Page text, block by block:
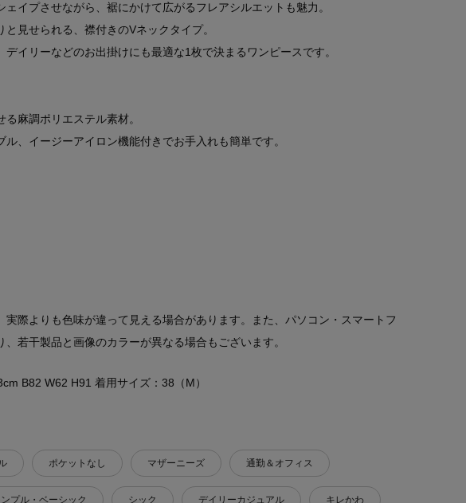
ェイプさせながら、裾にかけて広がるフレアシルエットも魅力。
と見せられる、襟付きのVネックタイプ。
デイリーなどのお出掛けにも最適な1枚で決まるワンピースです。
る麻調ポリエステル素材。
ル、イージーアイロン機能付きでお手入れも簡単です。
際よりも色味が違って見える場合があります。また、パソコン・スマートフ
、若干製品と画像のカラーが異なる場合もございます。
B82 W62 H91 着用サイズ：38（M）
ポケットなし マザーニーズ 通勤＆オフィス
プル・ベーシック シック デイリーカジュアル キレかわ